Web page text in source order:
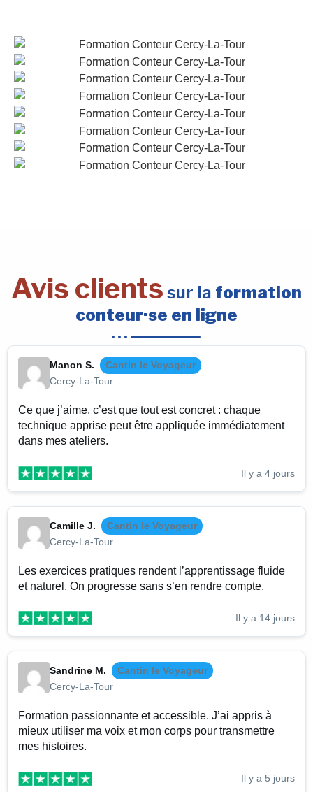
Avis clients sur la formation
conteur·se en ligne
Manon S.
Cantin le Voyageur
Cercy-La-Tour
Ce que j’aime, c’est que tout est concret : chaque
technique apprise peut être appliquée immédiatement
dans mes ateliers.
Il y a 4 jours
Camille J.
Cantin le Voyageur
Cercy-La-Tour
Les exercices pratiques rendent l’apprentissage fluide
et naturel. On progresse sans s’en rendre compte.
Il y a 14 jours
Sandrine M.
Cantin le Voyageur
Cercy-La-Tour
Formation passionnante et accessible. J’ai appris à
mieux utiliser ma voix et mon corps pour transmettre
mes histoires.
Il y a 5 jours